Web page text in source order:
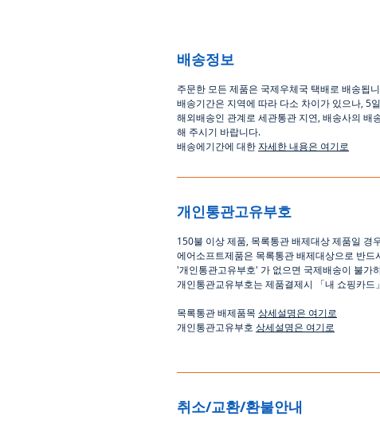
배송정보
주문한 모든 제품은 국제우체국 택배로 배송됩
배송기간은 지역에 따라 다소 차이가 있으나 5일
해외배송인 관계로 세관통관 지연, 배송사의 배
해 주시기 바랍니다.
배송에기간에 대한자세한 내용은 여기로
개인통관고유부호
150불 이상 제품 목록통관 배제대상 제품일 경
에어소프트제품은 목록통관 배제대상으로 반
'개인통관고유부호' 가 없으면 국제배송이 불가
개인통관교유부호는 제품결제시
「내 쇼핑카드 」
목록통관 배제품목 상세설명은 여기로
개인통관고유부호 상세설명은 여기로
취소/교환/환불안내